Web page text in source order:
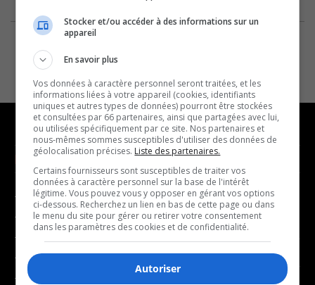
NOUVELLES
- Affaires municipales
- Communauté / Social
- Culture
- Économie
- Éducation
MUSIQUE
- Décompte franco
- Joué récemment
BALADOS
Stocker et/ou accéder à des informations sur un
appareil
En savoir plus
Vos données à caractère personnel seront traitées, et les
informations liées à votre appareil (cookies, identifiants
uniques et autres types de données) pourront être stockées
et consultées par 66 partenaires, ainsi que partagées avec lui,
ou utilisées spécifiquement par ce site. Nos partenaires et
nous-mêmes sommes susceptibles d'utiliser des données de
géolocalisation précises. Liste des partenaires.
Certains fournisseurs sont susceptibles de traiter vos
données à caractère personnel sur la base de l'intérêt
légitime. Vous pouvez vous y opposer en gérant vos options
ci-dessous. Recherchez un lien en bas de cette page ou dans
le menu du site pour gérer ou retirer votre consentement
dans les paramètres des cookies et de confidentialité.
Autoriser